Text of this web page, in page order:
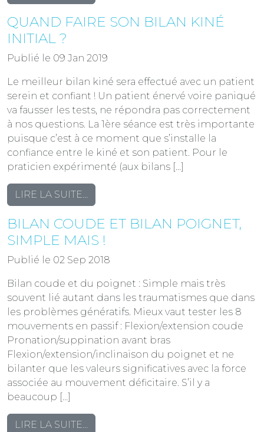
RAPPEL
SUR
DE
LA
HAD
EN
KINÉ
ET
LA
DAP
QUAND FAIRE SON BILAN KINÉ
INITIAL ?
Publié le 09 Jan 2019
Le meilleur bilan kiné sera effectué avec un patient
serein et confiant ! Un patient énervé voire paniqué
va fausser les tests, ne répondra pas correctement
à nos questions. La 1ère séance est très importante
puisque c’est à ce moment que s’installe la
confiance entre le kiné et son patient. Pour le
praticien expérimenté (aux bilans […]
LIRE LA SUITE…
QUAND
FAIRE
SON
KINÉ
INITIAL
?
BILAN COUDE ET BILAN POIGNET,
SIMPLE MAIS !
Publié le 02 Sep 2018
Bilan coude et du poignet : Simple mais très
souvent lié autant dans les traumatismes que dans
les problèmes génératifs. Mieux vaut tester les 8
mouvements en passif : Flexion/extension coude
Pronation/suppination avant bras
Flexion/extension/inclinaison du poignet et ne
bilanter que les valeurs significatives avec la force
associée au mouvement déficitaire. S’il y a
beaucoup […]
LIRE LA SUITE…